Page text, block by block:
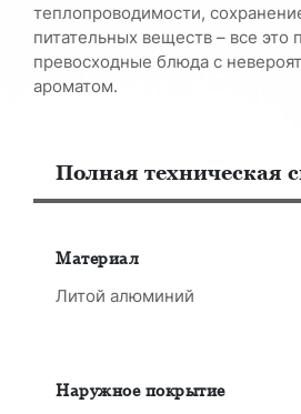
теплопроводимости,
питательных веществ – все это
превосходные блюда с
ароматом.
Полная техническая
Материал
Литой алюминий
Наружное покрытие